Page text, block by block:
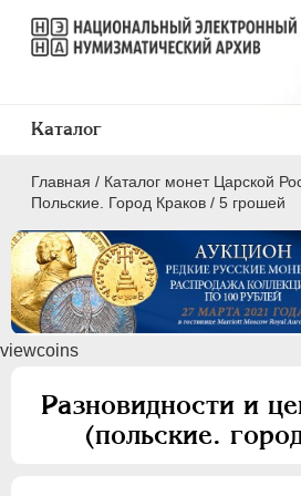
Главная / Каталог монет Царской
Польские. Город Краков / 5 грошей
viewcoins
Разновидности и
(польские.
Каталог
ПEТР I 1699 - 1725
ЕКАТЕРИНА I
АННА ИОАННОВНА 1730-
ИОАНН АНТОНОВИЧ
1740-